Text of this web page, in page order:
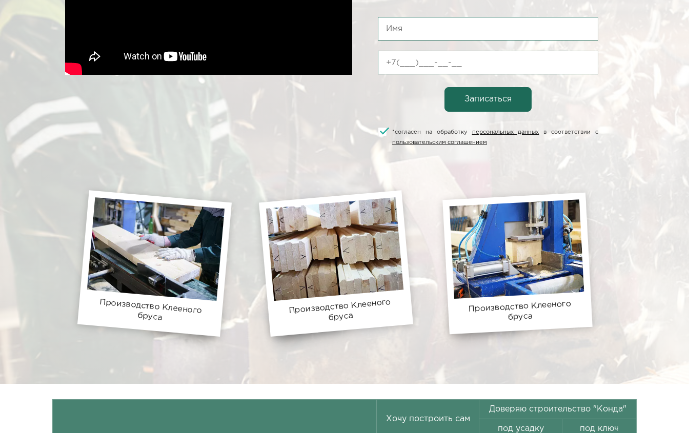
*согласен на обработку персональных данных в соответствии с
пользовательским соглашением
Производство Клееного
бруса
Производство Клееного
бруса
Производство Клееного
бруса
Хочу построить сам
Доверяю строительство "Конда"
под усадку под ключ